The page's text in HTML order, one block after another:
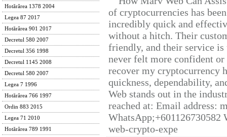
Hotărârea 1378 2004
Legea 87 2017
Hotărârea 901 2017
Decretul 580 2007
Decretul 356 1998
Decretul 1145 2008
Decretul 580 2007
Legea 7 1996
Hotărârea 766 1997
Ordin 883 2015
Legea 71 2010
Hotărârea 789 1991
of cryptocurrencies has
incredibly quick and
without a hitch. Their
friendly, and their service
never felt more confident
recover my cryptocurrency
quickness, dependability,
Web stands out in the
reached at: Email address:
web-crypto-expe